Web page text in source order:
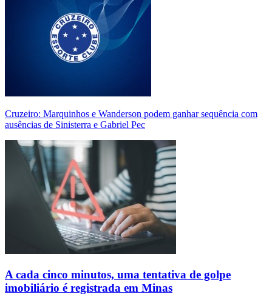
Cruzeiro: Marquinhos e Wanderson podem ganhar sequência com
ausências de Sinisterra e Gabriel Pec
A cada cinco minutos, uma tentativa de golpe
imobiliário é registrada em Minas